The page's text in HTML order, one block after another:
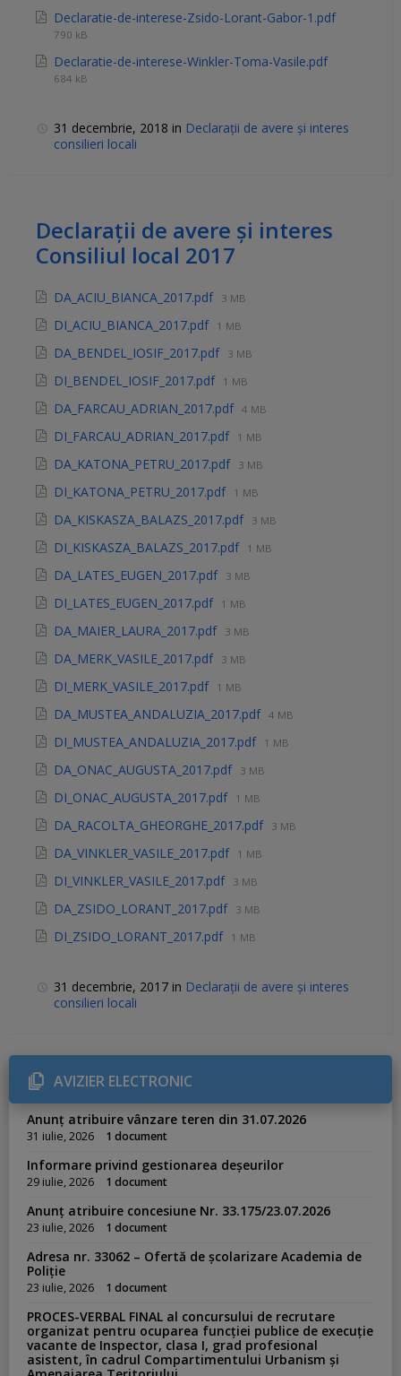
Declaratie-de-interese-Zsido-Lorant-Gabor-1.pdf
790 kB
Declaratie-de-interese-Winkler-Toma-Vasile.pdf
684 kB
31 decembrie, 2018 in Declarații de avere și interes
consilieri locali
Declarații de avere și interes
Consiliul local 2017
DA_ACIU_BIANCA_2017.pdf 3 MB
DI_ACIU_BIANCA_2017.pdf 1 MB
DA_BENDEL_IOSIF_2017.pdf 3 MB
DI_BENDEL_IOSIF_2017.pdf 1 MB
DA_FARCAU_ADRIAN_2017.pdf 4 MB
DI_FARCAU_ADRIAN_2017.pdf 1 MB
DA_KATONA_PETRU_2017.pdf 3 MB
DI_KATONA_PETRU_2017.pdf 1 MB
DA_KISKASZA_BALAZS_2017.pdf 3 MB
DI_KISKASZA_BALAZS_2017.pdf 1 MB
DA_LATES_EUGEN_2017.pdf 3 MB
DI_LATES_EUGEN_2017.pdf 1 MB
DA_MAIER_LAURA_2017.pdf 3 MB
DA_MERK_VASILE_2017.pdf 3 MB
DI_MERK_VASILE_2017.pdf 1 MB
DA_MUSTEA_ANDALUZIA_2017.pdf 4 MB
DI_MUSTEA_ANDALUZIA_2017.pdf 1 MB
DA_ONAC_AUGUSTA_2017.pdf 3 MB
DI_ONAC_AUGUSTA_2017.pdf 1 MB
DA_RACOLTA_GHEORGHE_2017.pdf 3 MB
DA_VINKLER_VASILE_2017.pdf 1 MB
DI_VINKLER_VASILE_2017.pdf 3 MB
DA_ZSIDO_LORANT_2017.pdf 3 MB
DI_ZSIDO_LORANT_2017.pdf 1 MB
31 decembrie, 2017 in Declarații de avere și interes
consilieri locali
AVIZIER ELECTRONIC
Anunț atribuire vânzare teren din 31.07.2026
31 iulie, 2026 1 document
Informare privind gestionarea deșeurilor
29 iulie, 2026 1 document
Anunț atribuire concesiune Nr. 33.175/23.07.2026
23 iulie, 2026 1 document
Adresa nr. 33062 – Ofertă de școlarizare Academia de
Poliție
23 iulie, 2026 1 document
PROCES-VERBAL FINAL al concursului de recrutare
organizat pentru ocuparea funcției publice de execuție
vacante de Inspector, clasa I, grad profesional
asistent, în cadrul Compartimentului Urbanism și